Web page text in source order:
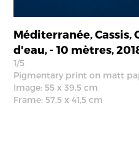
Méditerranée, Cassis,
d'eau, - 10 mètres,
1/5
Pigmentary print on matt
Image: 55 x 39,5 cm
Frame: 57,5 x 41,5 cm